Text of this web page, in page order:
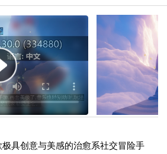
极具创意与美感的治愈系社交冒险手